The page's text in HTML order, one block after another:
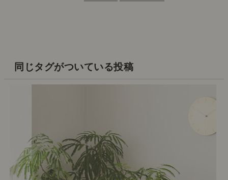
同じタグがついている投稿